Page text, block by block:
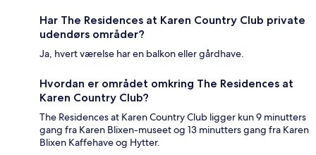
Har The Residences at Karen Country Club private
udendørs områder?
Ja, hvert værelse har en balkon eller gårdhave.
Hvordan er området omkring The Residences at
Karen Country Club?
The Residences at Karen Country Club ligger kun 9 minutters
gang fra Karen Blixen-museet og 13 minutters gang fra Karen
Blixen Kaffehave og Hytter.